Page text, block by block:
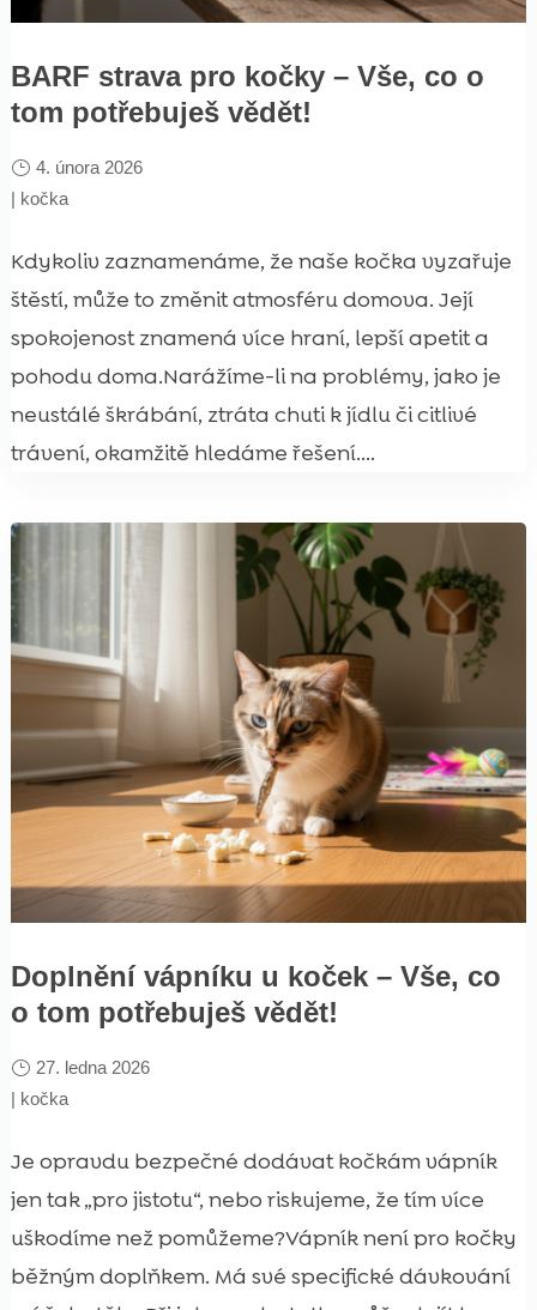
BARF strava pro kočky – Vše, co o
tom potřebuješ vědět!
4. února 2026
| kočka
Kdykoliv zaznamenáme, že naše kočka vyzařuje
štěstí, může to změnit atmosféru domova. Její
spokojenost znamená více hraní, lepší apetit a
pohodu doma.Narážíme-li na problémy, jako je
neustálé škrábání, ztráta chuti k jídlu či citlivé
trávení, okamžitě hledáme řešení....
Doplnění vápníku u koček – Vše, co
o tom potřebuješ vědět!
27. ledna 2026
| kočka
Je opravdu bezpečné dodávat kočkám vápník
jen tak „pro jistotu“, nebo riskujeme, že tím více
uškodíme než pomůžeme?Vápník není pro kočky
běžným doplňkem. Má své specifické dávkování